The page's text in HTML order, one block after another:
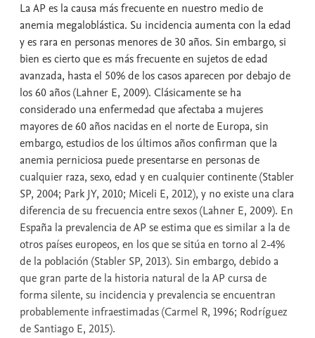
La AP es la causa más frecuente en nuestro medio de
anemia megaloblástica. Su incidencia aumenta con la edad
y es rara en personas menores de 30 años. Sin embargo, si
bien es cierto que es más frecuente en sujetos de edad
avanzada, hasta el 50% de los casos aparecen por debajo de
los 60 años (Lahner E, 2009). Clásicamente se ha
considerado una enfermedad que afectaba a mujeres
mayores de 60 años nacidas en el norte de Europa, sin
embargo, estudios de los últimos años confirman que la
anemia perniciosa puede presentarse en personas de
cualquier raza, sexo, edad y en cualquier continente (Stabler
SP, 2004; Park JY, 2010; Miceli E, 2012), y no existe una clara
diferencia de su frecuencia entre sexos (Lahner E, 2009). En
España la prevalencia de AP se estima que es similar a la de
otros países europeos, en los que se sitúa en torno al 2-4%
de la población (Stabler SP, 2013). Sin embargo, debido a
que gran parte de la historia natural de la AP cursa de
forma silente, su incidencia y prevalencia se encuentran
probablemente infraestimadas (Carmel R, 1996; Rodríguez
de Santiago E, 2015).